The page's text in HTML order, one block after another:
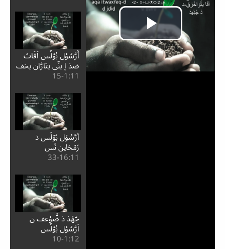
أَرَّسُوْل بُوْلُس اَقَاث
ضذ إِ يِنِّي يتَارَّان يخف
نْسن ذ اَرُّسُل
11:⁧1⁩-15
أَرَّسُوْل بُوْلُس ذ
ڒمْحَاين نّس
11:⁧16⁩-33
جّهْذ ذ ضُّوْعف ن
اَرَّسُوْل بُوْلُس
12:⁧1⁩-10